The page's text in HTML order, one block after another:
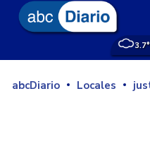
3.7°
abcDiario Locales